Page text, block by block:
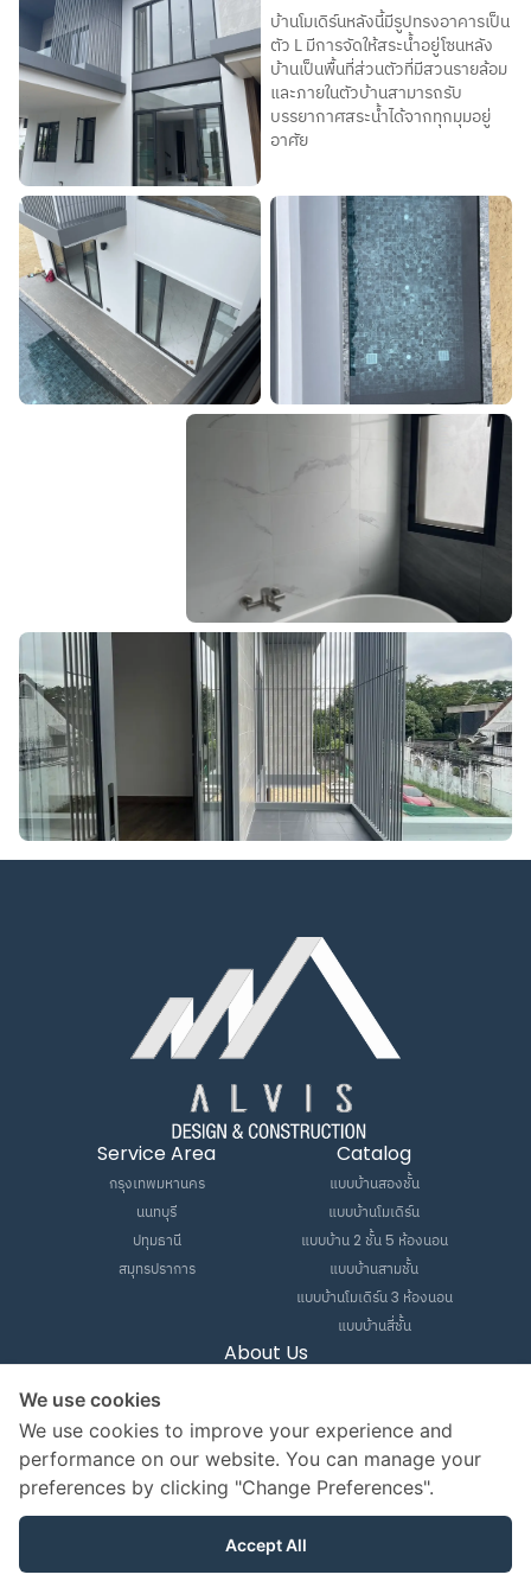
บ้านโมเดิร์นหลังนี้มีรูปทรงอาคารเป็น
ตัว L มีการจัดให้สระน้ำอยู่โซนหลัง
บ้านเป็นพื้นที่ส่วนตัวที่มีสวนรายล้อม
และภายในตัวบ้านสามารถรับ
บรรยากาศสระน้ำได้จากทุกมุมอยู่
อาศัย
About Us
Portfolio
Service Area
กรุงเทพมหานคร
นนทบุรี
ปทุมธานี
สมุทรปราการ
Catalog
แบบบ้านสองชั้น
แบบบ้านโมเดิร์น
แบบบ้าน 2 ชั้น 5 ห้องนอน
แบบบ้านสามชั้น
แบบบ้านโมเดิร์น 3 ห้องนอน
แบบบ้านสี่ชั้น
5/9 ซอยศรีนครินทร์ 53 ถนนศรีนครินทร์ แขวง
หนองบอน เขตประเวศ กรุงเทพฯ 10250
We use cookies
We use cookies to improve your experience and
performance on our website. You can manage your
preferences by clicking "Change Preferences".
Accept All